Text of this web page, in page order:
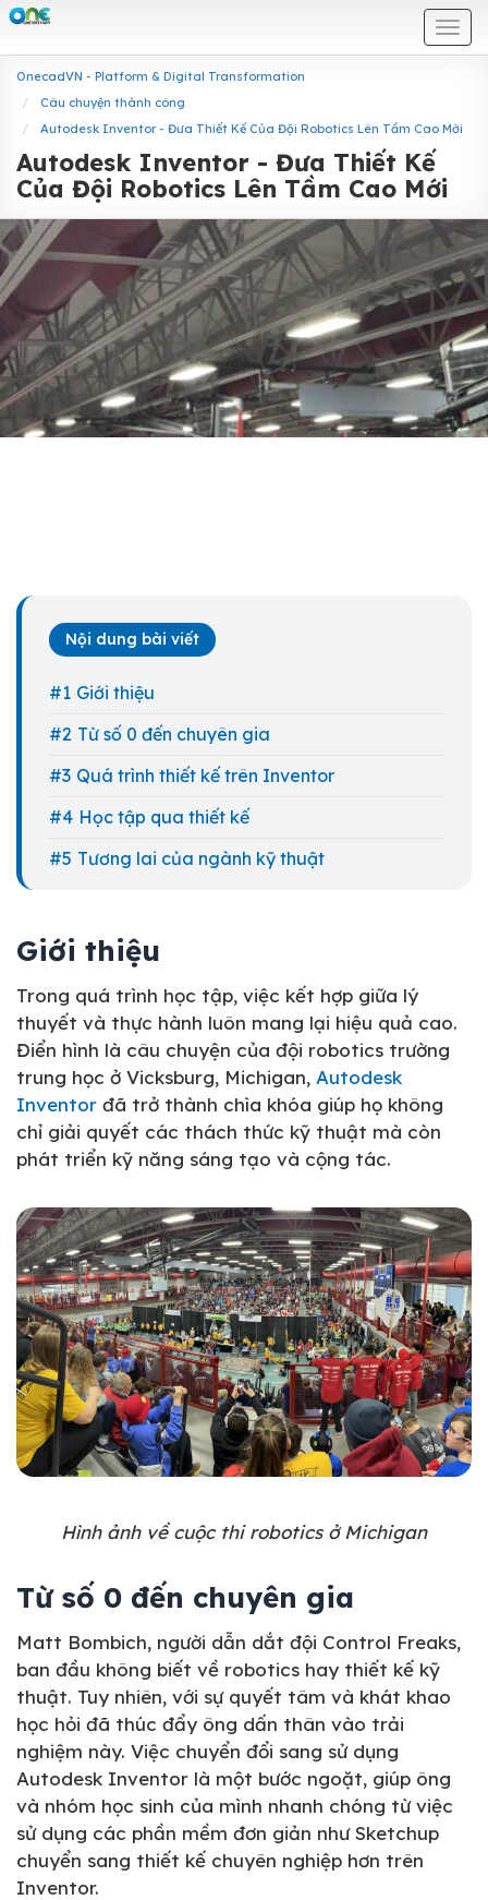
OnecadVN - Platform & Digital Transformation
Câu chuyện thành công
Autodesk Inventor - Đưa Thiết Kế Của Đội Robotics Lên Tầm Cao Mới
Autodesk Inventor - Đưa Thiết Kế
Của Đội Robotics Lên Tầm Cao Mới
Nội dung bài viết
Giới thiệu
Từ số 0 đến chuyên gia
Quá trình thiết kế trên Inventor
Học tập qua thiết kế
Tương lai của ngành kỹ thuật
Giới thiệu
Trong quá trình học tập, việc kết hợp giữa lý
thuyết và thực hành luôn mang lại hiệu quả cao.
Điển hình là câu chuyện của đội robotics trường
trung học ở Vicksburg, Michigan, Autodesk
Inventor đã trở thành chìa khóa giúp họ không
chỉ giải quyết các thách thức kỹ thuật mà còn
phát triển kỹ năng sáng tạo và cộng tác.
Hình ảnh về cuộc thi robotics ở Michigan
Từ số 0 đến chuyên gia
Matt Bombich, người dẫn dắt đội Control Freaks,
ban đầu không biết về robotics hay thiết kế kỹ
thuật. Tuy nhiên, với sự quyết tâm và khát khao
học hỏi đã thúc đẩy ông dấn thân vào trải
nghiệm này. Việc chuyển đổi sang sử dụng
Autodesk Inventor là một bước ngoặt, giúp ông
và nhóm học sinh của mình nhanh chóng từ việc
sử dụng các phần mềm đơn giản như Sketchup
chuyển sang thiết kế chuyên nghiệp hơn trên
Inventor.